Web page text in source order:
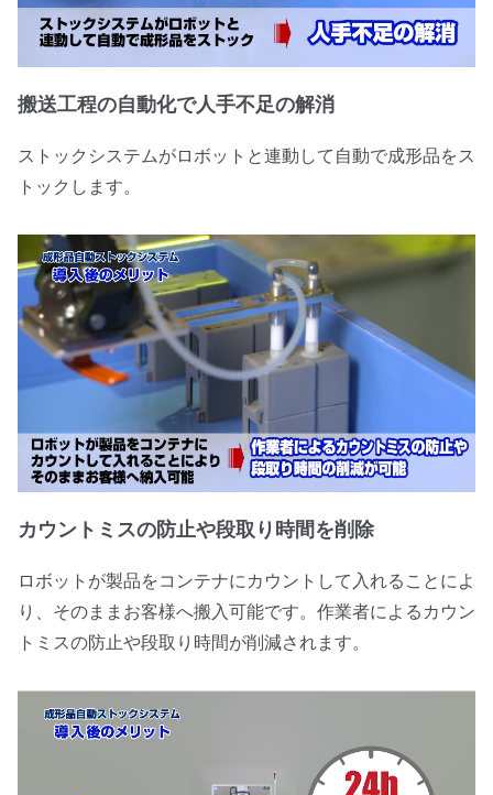
搬送工程の自動化で人手不足の解消
ストックシステムがロボットと連動して自動で成形品をス
トックします。
カウントミスの防止や段取り時間を削除
ロボットが製品をコンテナにカウントして入れることによ
り、そのままお客様へ搬入可能です。作業者によるカウン
トミスの防止や段取り時間が削減されます。